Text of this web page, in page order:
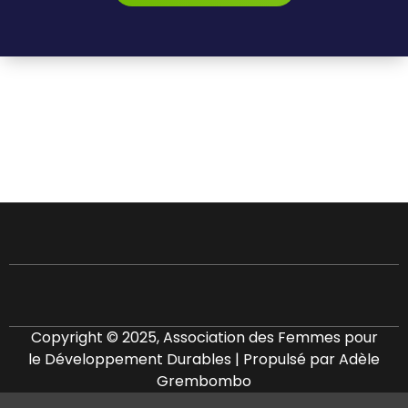
Copyright © 2025, Association des Femmes pour
le Développement Durables | Propulsé par Adèle
Grembombo